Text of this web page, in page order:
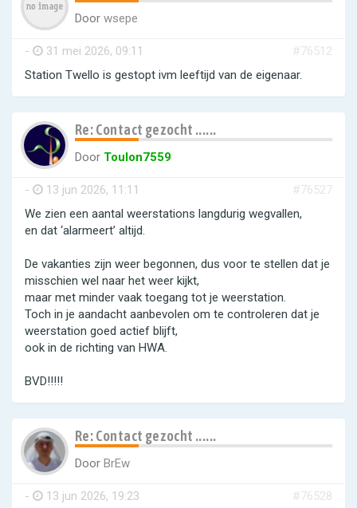
Door wsepe
- 31 mei 2026, 09:11
#76512
Station Twello is gestopt ivm leeftijd van de eigenaar.
Re: Contact gezocht ......
Door Toulon7559
- 13 jun 2026, 11:11
#76527
We zien een aantal weerstations langdurig wegvallen,
en dat ‘alarmeert’ altijd.
De vakanties zijn weer begonnen, dus voor te stellen dat je
misschien wel naar het weer kijkt,
maar met minder vaak toegang tot je weerstation.
Toch in je aandacht aanbevolen om te controleren dat je
weerstation goed actief blijft,
ook in de richting van HWA.
BVD!!!!!
Re: Contact gezocht ......
Door BrEw
- 13 jun 2026, 19:23
#76528